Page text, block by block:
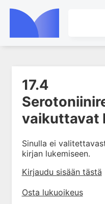
1. Johdanto
2. Lääkkeiden kemia
3. Lääkekehitys
vaikutusmekanismit:
5. Farmakokinetiikka
6. Vierasainemetabolia
7. Lääkkeen annos,
vaste
17.4
vaikuttavat
Sinulla ei
kirjan lukemiseen.
Kirjaudu sisään tästä
Osta lukuoikeus